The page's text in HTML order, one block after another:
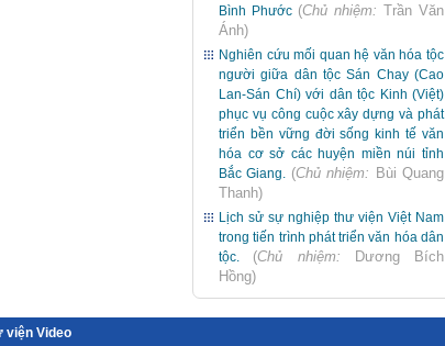
Bình Phước (Chủ nhiệm: Trần Văn
Ánh)
Nghiên cứu mối quan hệ văn hóa tộc
người giữa dân tộc Sán Chay (Cao
Lan-Sán Chí) với dân tộc Kinh (Việt)
phục vụ công cuộc xây dựng và phát
triển bền vững đời sống kinh tế văn
hóa cơ sở các huyện miền núi tỉnh
Bắc Giang. (Chủ nhiệm: Bùi Quang
Thanh)
Lịch sử sự nghiệp thư viện Việt Nam
trong tiến trình phát triển văn hóa dân
tộc.
(Chủ nhiệm:
Dương Bích
Hồng)
viện Video